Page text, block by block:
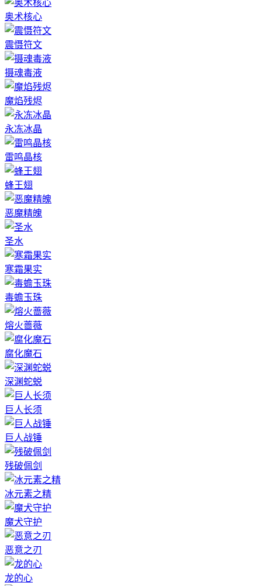
奥术核心
震慑符文
摄魂毒液
魔焰残烬
永冻冰晶
雷鸣晶核
蜂王翅
恶魔精魄
圣水
寒霜果实
毒蟾玉珠
熔火蔷薇
腐化魔石
深渊蛇蜕
巨人长须
巨人战锤
残破佩剑
冰元素之精
魔犬守护
恶意之刃
龙的心